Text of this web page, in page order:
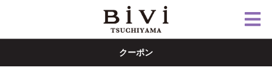
クーポン